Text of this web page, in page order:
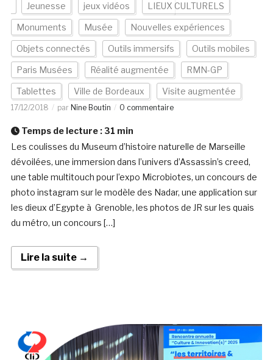
Jeunesse jeux vidéos LIEUX CULTURELS
Monuments Musée Nouvelles expériences
Objets connectés Outils immersifs Outils mobiles
Paris Musées Réalité augmentée RMN-GP
Tablettes Ville de Bordeaux Visite augmentée
17/12/2018 par Nine Boutin 0 commentaire
Temps de lecture : 31 min
Les coulisses du Museum d’histoire naturelle de Marseille
dévoilées, une immersion dans l’univers d’Assassin’s creed,
une table multitouch pour l’expo Microbiotes, un concours de
photo instagram sur le modèle des Nadar, une application sur
les dieux d’Egypte à Grenoble, les photos de JR sur les quais
du métro, un concours […]
Lire la suite →